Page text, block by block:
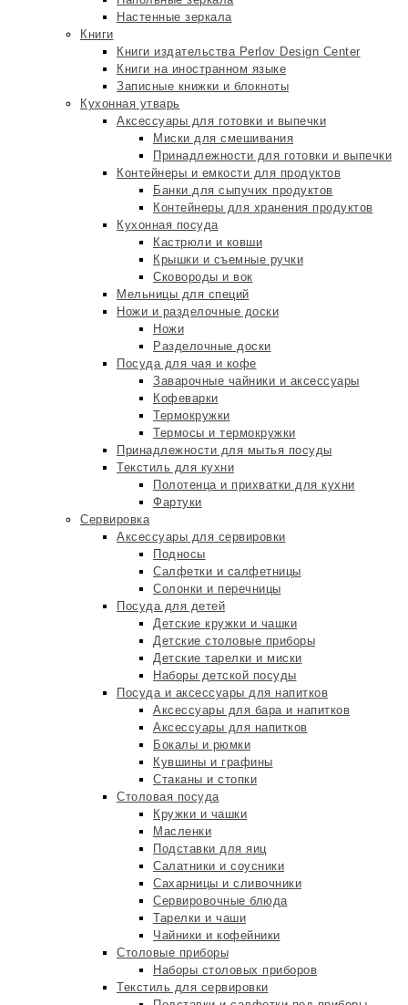
Настенные зеркала
Книги
Книги издательства Perlov Design Center
Книги на иностранном языке
Записные книжки и блокноты
Кухонная утварь
Аксессуары для готовки и выпечки
Миски для смешивания
Принадлежности для готовки и выпечки
Контейнеры и емкости для продуктов
Банки для сыпучих продуктов
Контейнеры для хранения продуктов
Кухонная посуда
Кастрюли и ковши
Крышки и съемные ручки
Сковороды и вок
Мельницы для специй
Ножи и разделочные доски
Ножи
Разделочные доски
Посуда для чая и кофе
Заварочные чайники и аксессуары
Кофеварки
Термокружки
Термосы и термокружки
Принадлежности для мытья посуды
Текстиль для кухни
Полотенца и прихватки для кухни
Фартуки
Сервировка
Аксессуары для сервировки
Подносы
Салфетки и салфетницы
Солонки и перечницы
Посуда для детей
Детские кружки и чашки
Детские столовые приборы
Детские тарелки и миски
Наборы детской посуды
Посуда и аксессуары для напитков
Аксессуары для бара и напитков
Аксессуары для напитков
Бокалы и рюмки
Кувшины и графины
Стаканы и стопки
Столовая посуда
Кружки и чашки
Масленки
Подставки для яиц
Салатники и соусники
Сахарницы и сливочники
Сервировочные блюда
Тарелки и чаши
Чайники и кофейники
Столовые приборы
Наборы столовых приборов
Текстиль для сервировки